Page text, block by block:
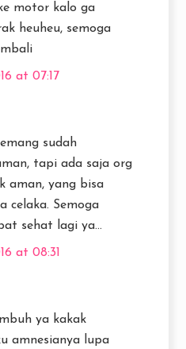
motor kalo ga
heuheu, semoga
at 07:17
sudah
tapi ada saja org
aman, yang bisa
celaka. Semoga
sehat lagi ya...
at 08:31
ya kakak
amnesianya lupa